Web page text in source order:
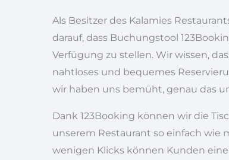
Als Besitzer des Kalamies
darauf, dass Buchungstool
Verfügung zu stellen. Wir wissen,
nahtloses und bequemes
wir haben uns bemüht, genau das
Dank 123Booking können wir die
unserem Restaurant so einfach wie
wenigen Klicks können Kunden